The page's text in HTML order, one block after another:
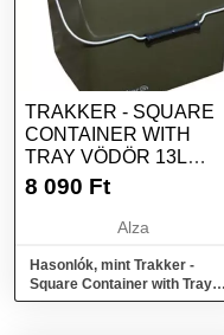
TRAKKER - SQUARE
CONTAINER WITH
TRAY VÖDÖR 13L
ZÖLD
8 090 Ft
Alza
Hasonlók, mint Trakker -
Square Container with Tray
vödör 13l zöld